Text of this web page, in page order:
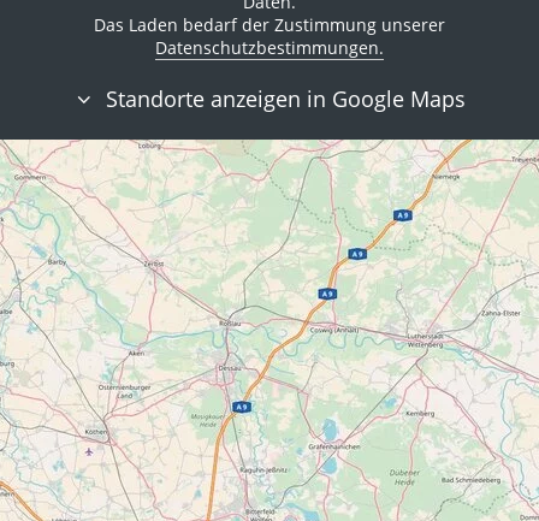
Das Laden bedarf der Zustimmung unserer
Datenschutzbestimmungen.
Standorte anzeigen in Google Maps